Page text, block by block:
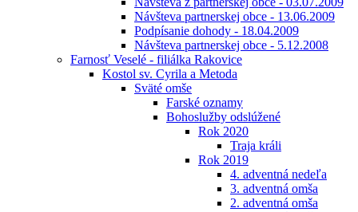
Návšteva partnerskej obce - 13.06.2009
Podpísanie dohody - 18.04.2009
Návšteva partnerskej obce - 5.12.2008
Farnosť Veselé - filiálka Rakovice
Kostol sv. Cyrila a Metoda
Sväté omše
Farské oznamy
Bohoslužby odslúžené
Rok 2020
Traja králi
Rok 2019
4. adventná nedeľa
3. adventná omša
2. adventná omša